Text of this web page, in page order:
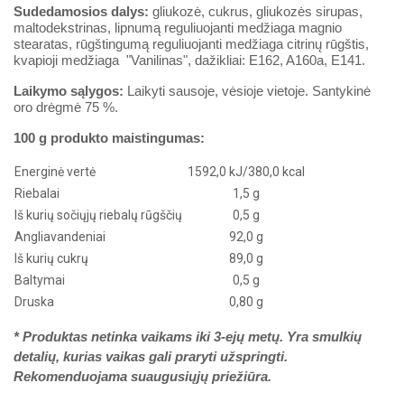
Sudedamosios dalys: gliukozė, cukrus, gliukozės sirupas,
maltodekstrinas, lipnumą reguliuojanti medžiaga magnio
stearatas, rūgštingumą reguliuojanti medžiaga citrinų rūgštis,
kvapioji medžiaga"Vanilinas", dažikliai: E162, A160a, E141.
Laikymo sąlygos: Laikyti sausoje, vėsioje vietoje. Santykinė
oro drėgmė 75 %.
100 g produkto maistingumas:
Energinė vertė
1592,0 kJ/380,0 kcal
Riebalai
1,5 g
Iš kurių sočiųjų riebalų rūgščių
0,5 g
Angliavandeniai
92,0 g
Iš kurių cukrų
89,0 g
Baltymai
0,5 g
Druska
0,80 g
*Produktas netinka vaikams iki 3-ejų metų. Yra smulkių
detalių, kurias vaikas gali praryti užspringti.
Rekomenduojama suaugusiųjų priežiūra.